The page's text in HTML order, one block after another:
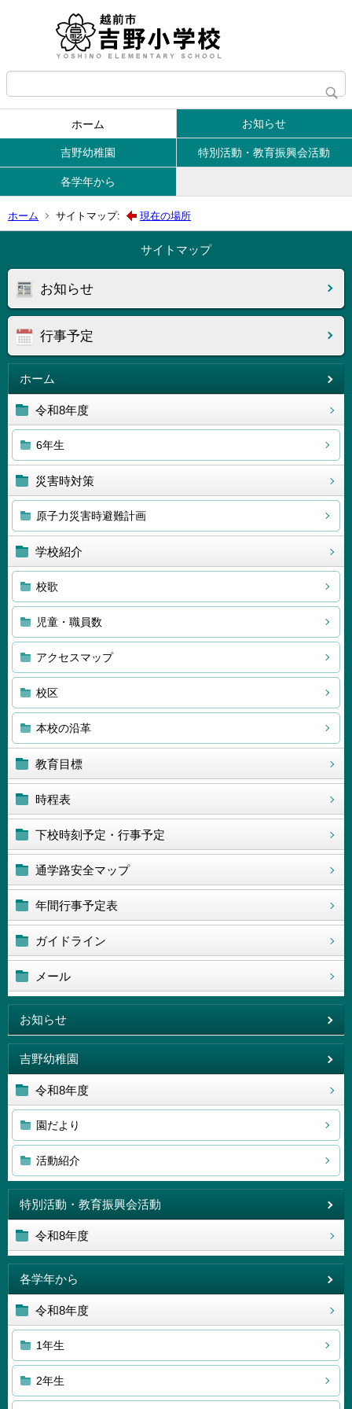
ホーム お知らせ
吉野幼稚園 特別活動・教育振興会活動
各学年から
ホーム サイトマップ: 現在の場所
サイトマップ
お知らせ
行事予定
ホーム
令和8年度
6年生
災害時対策
原子力災害時避難計画
学校紹介
校歌
児童・職員数
アクセスマップ
校区
本校の沿革
教育目標
時程表
下校時刻予定・行事予定
通学路安全マップ
年間行事予定表
ガイドライン
メール
お知らせ
吉野幼稚園
令和8年度
園だより
活動紹介
特別活動・教育振興会活動
令和8年度
各学年から
令和8年度
1年生
2年生